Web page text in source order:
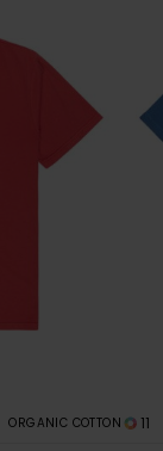
ORGANIC COTTON 11